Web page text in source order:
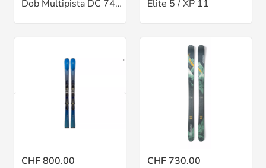
Dob Multipista DC 74 / griff
Elite 5 / XP 11
CHF 800.00
CHF 730.00